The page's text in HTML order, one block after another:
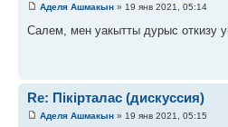
Аделя Ашмакын » 19 янв 2021, 05:14
Салем, мен уакытты дурыс откизу
Re: Пікірталас (дискуссия)
Аделя Ашмакын » 19 янв 2021, 05:15